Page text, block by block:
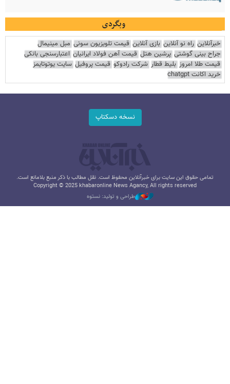
وبگردی
خبرآنلاین راه نو آنلاین بازی آنلاین قیمت تلویزیون سونی مبل مینیمال
جراح بینی گوشتی پرشین هتل قیمت آهن فولاد ایرانیان اعتبارسنجی بانکی
قیمت طلا امروز بلیط قطار شرکت رادوکو قیمت پروفیل سایت یوتوتایمز
خرید اکانت chatgpt
نسخه دسکتاپ
تمامی حقوق این سایت برای خبرآنلاین محفوظ است. نقل مطالب با ذکر منبع بلامانع است.
Copyright © 2025 khabaronline News Agancy, All rights reserved
طراحی و تولید: نستوه